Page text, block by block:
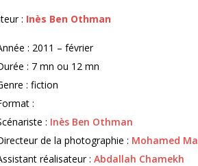
: Inès Ben Othman
: 2011 – février
: 7 mn ou 12 mn
: fiction
:
: Inès Ben Othman
de la photographie : Mohamed
réalisateur : Abdallah Chamekh